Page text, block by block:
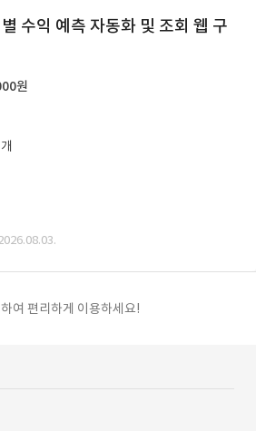
수익 예측 자동화 및 조회 웹 구
원
하여 편리하게 이용하세요!